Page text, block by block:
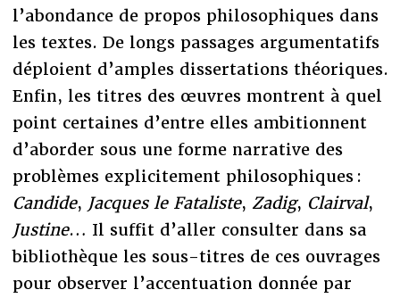
l’abondance de propos philosophiques dans
les textes. De longs passages argumentatifs
déploient d’amples dissertations théoriques.
Enfin, les titres des œuvres montrent à quel
point certaines d’entre elles ambitionnent
d’aborder sous une forme narrative des
problèmes explicitement philosophiques :
Candide, Jacques le Fataliste, Zadig, Clairval,
Justine… Il suffit d’aller consulter dans sa
bibliothèque les sous-titres de ces ouvrages
pour observer l’accentuation donnée par